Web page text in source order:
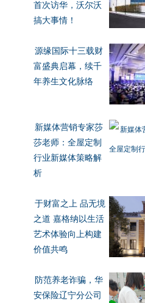
首次访华，沃尔沃
搞大事情！
源缘国际十三载财
富盛典启幕，续千
年养生文化脉络
新媒体营销专家莎
莎老师：全屋定制
行业新媒体策略解
析
于财富之上 品无境
之道 嘉格纳以生活
艺术体验向上构建
价值共鸣
防范养老诈骗，华
安保险辽宁分公司